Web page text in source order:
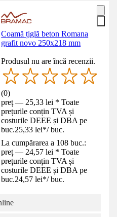
Coamă țiglă beton Romana
grafit novo 250x218 mm
Produsul nu are încă recenzii.
(0)
preț — 25,33 lei * Toate
prețurile conțin TVA și
costurile DEEE și DBA pe
buc.25,33 lei*/ buc.
La cumpărarea a 108 buc.:
preț — 24,57 lei * Toate
prețurile conțin TVA și
costurile DEEE și DBA pe
buc.24,57 lei*/ buc.